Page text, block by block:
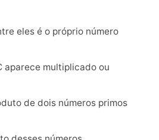
eles é o próprio número
aparece multiplicado ou
de dois números primos